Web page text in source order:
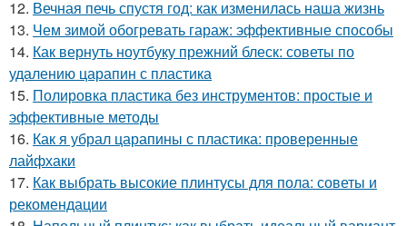
12. Вечная печь спустя год: как изменилась наша жизнь
13. Чем зимой обогревать гараж: эффективные способы
14. Как вернуть ноутбуку прежний блеск: советы по
удалению царапин с пластика
15. Полировка пластика без инструментов: простые и
эффективные методы
16. Как я убрал царапины с пластика: проверенные
лайфхаки
17. Как выбрать высокие плинтусы для пола: советы и
рекомендации